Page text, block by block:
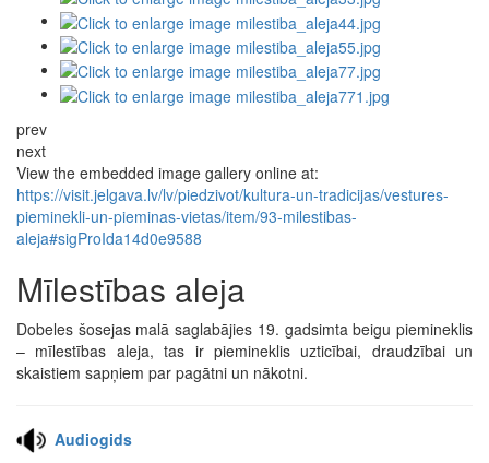
prev
next
View the embedded image gallery online at:
https://visit.jelgava.lv/lv/piedzivot/kultura-un-tradicijas/vestures-
pieminekli-un-pieminas-vietas/item/93-milestibas-
aleja#sigProIda14d0e9588
Mīlestības aleja
Dobeles šosejas malā saglabājies 19. gadsimta beigu piemineklis
– mīlestības aleja, tas ir piemineklis uzticībai, draudzībai un
skaistiem sapņiem par pagātni un nākotni.
Audiogids